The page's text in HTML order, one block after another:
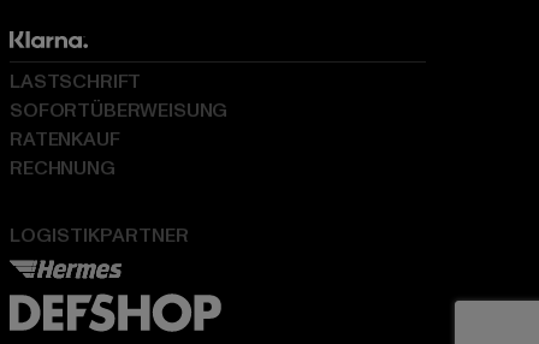
LOGISTIKPARTNER
LASTSCHRIFT
SOFORTÜBERWEISUNG
RATENKAUF
RECHNUNG